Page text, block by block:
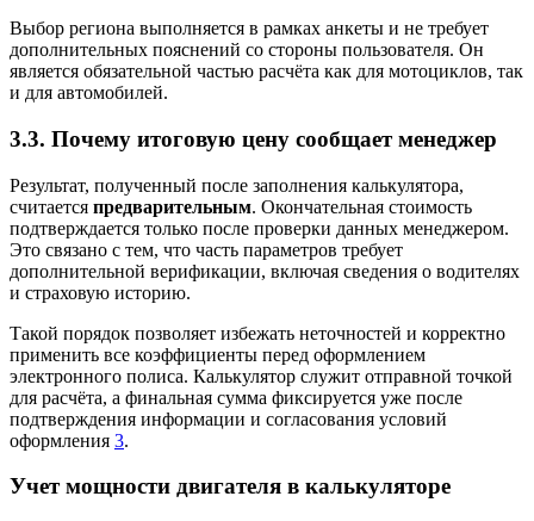
Выбор региона выполняется в рамках анкеты и не требует
дополнительных пояснений со стороны пользователя. Он
является обязательной частью расчёта как для мотоциклов, так
и для автомобилей.
3.3. Почему итоговую цену сообщает менеджер
Результат, полученный после заполнения калькулятора,
считается предварительным. Окончательная стоимость
подтверждается только после проверки данных менеджером.
Это связано с тем, что часть параметров требует
дополнительной верификации, включая сведения о водителях
и страховую историю.
Такой порядок позволяет избежать неточностей и корректно
применить все коэффициенты перед оформлением
электронного полиса. Калькулятор служит отправной точкой
для расчёта, а финальная сумма фиксируется уже после
подтверждения информации и согласования условий
оформления 3.
Учет мощности двигателя в калькуляторе